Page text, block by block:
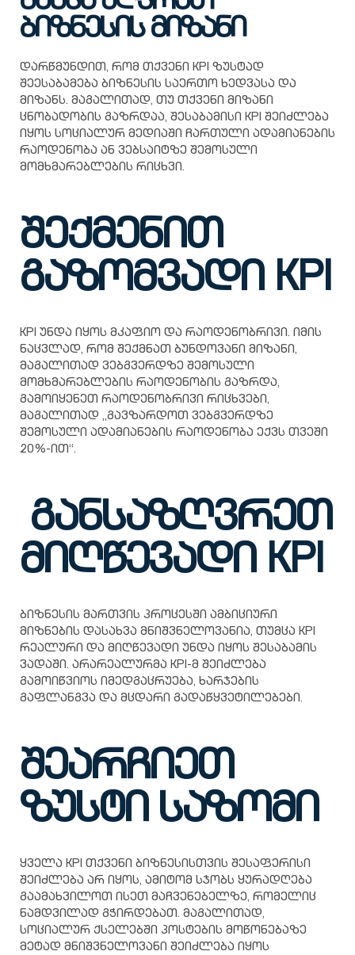
ბიზნესის მიზანი
დარწმუნდით, რომ თქვენი KPI ზუსტად
შეესაბამება ბიზნესის საერთო ხედვასა და
მიზანს. მაგალითად, თუ თქვენი მიზანი
ცნობადობის გაზრდაა, შესაბამისი KPI შეიძლება
იყოს სოციალურ მედიაში ჩართული ადამიანების
რაოდენობა ან ვებსაიტზე შემოსული
მომხმარებლების რიცხვი.
შექმენით
გაზომვადი KPI
KPI უნდა იყოს მკაფიო და რაოდენობრივი. იმის
ნაცვლად, რომ შექმნათ ბუნდოვანი მიზანი,
მაგალითად ვებგვერდზე შემოსული
მომხმარებლების რაოდენობის გაზრდა,
გამოიყენეთ რაოდენობრივი რიცხვები,
მაგალითად „გავზარდოთ ვებგვერდზე
შემოსული ადამიანების რაოდენობა ექვს თვეში
20%-ით“.
განსაზღვრეთ
მიღწევადი KPI
ბიზნესის მართვის პროცესში ამბიციური
მიზნების დასახვა მნიშვნელოვანია, თუმცა KPI
რეალური და მიღწევადი უნდა იყოს შესაბამის
ვადაში. არარეალურმა KPI-მ შეიძლება
გამოიწვიოს იმედგაცრუება, ხარჯების
გაფლანგვა და მცდარი გადაწყვეტილებები.
შეარჩიეთ
ზუსტი საზომი
ყველა KPI თქვენი ბიზნესისთვის შესაფერისი
შეიძლება არ იყოს, ამიტომ სჯობს ყურადღება
გაამახვილოთ ისეთ მაჩვენებელზე, რომელიც
ნამდვილად გჭირდებათ. მაგალითად,
სოციალურ ქსელებში პოსტების მოწონებაზე
მეტად მნიშვნელოვანი შეიძლება იყოს